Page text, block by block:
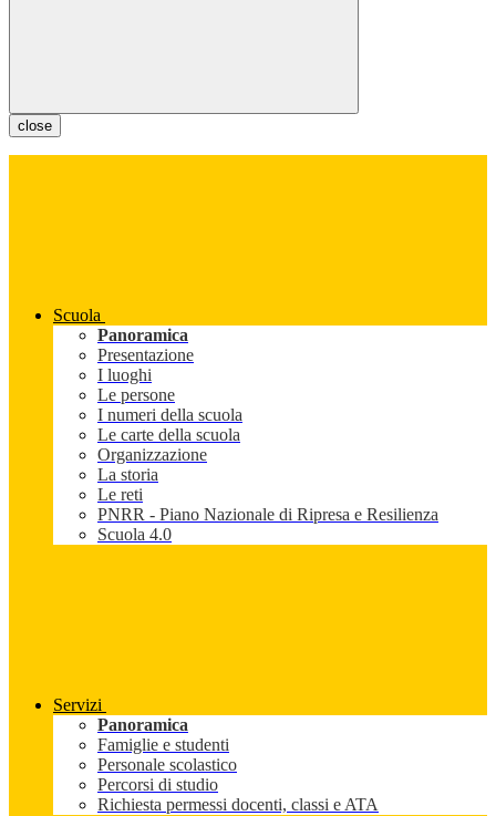
close
Scuola
Panoramica
Presentazione
I luoghi
Le persone
I numeri della scuola
Le carte della scuola
Organizzazione
La storia
Le reti
PNRR - Piano Nazionale di Ripresa e Resilienza
Scuola 4.0
Servizi
Panoramica
Famiglie e studenti
Personale scolastico
Percorsi di studio
Richiesta permessi docenti, classi e ATA